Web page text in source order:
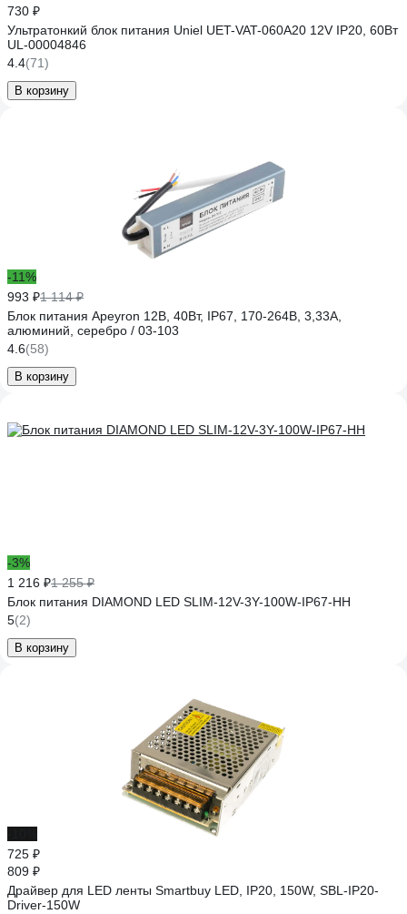
730 ₽
Ультратонкий блок питания Uniel UET-VAT-060A20 12V IP20, 60Вт
UL-00004846
4.4(71)
В корзину
-11%
993 ₽1 114 ₽
Блок питания Apeyron 12В, 40Вт, IP67, 170-264В, 3,33А,
алюминий, серебро / 03-103
4.6(58)
В корзину
-3%
1 216 ₽1 255 ₽
Блок питания DIAMOND LED SLIM-12V-3Y-100W-IP67-HH
5(2)
В корзину
725 ₽
809 ₽
Драйвер для LED ленты Smartbuy LED, IP20, 150W, SBL-IP20-
Driver-150W